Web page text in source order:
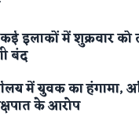
इलाकों में शुक्रवार
बंद
में युवक का हंगामा,
के आरोप